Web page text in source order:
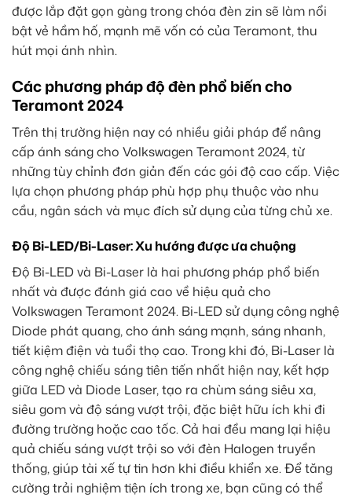
được lắp đặt gọn gàng trong chóa đèn zin sẽ làm nổi
bật vẻ hầm hố, mạnh mẽ vốn có của Teramont, thu
hút mọi ánh nhìn.
Các phương pháp độ đèn phổ biến cho
Teramont 2024
Trên thị trường hiện nay có nhiều giải pháp để nâng
cấp ánh sáng cho Volkswagen Teramont 2024, từ
những tùy chỉnh đơn giản đến các gói độ cao cấp. Việc
lựa chọn phương pháp phù hợp phụ thuộc vào nhu
cầu, ngân sách và mục đích sử dụng của từng chủ xe.
Độ Bi-LED/Bi-Laser: Xu hướng được ưa chuộng
Độ Bi-LED và Bi-Laser là hai phương pháp phổ biến
nhất và được đánh giá cao về hiệu quả cho
Volkswagen Teramont 2024. Bi-LED sử dụng công nghệ
Diode phát quang, cho ánh sáng mạnh, sáng nhanh,
tiết kiệm điện và tuổi thọ cao. Trong khi đó, Bi-Laser là
công nghệ chiếu sáng tiên tiến nhất hiện nay, kết hợp
giữa LED và Diode Laser, tạo ra chùm sáng siêu xa,
siêu gom và độ sáng vượt trội, đặc biệt hữu ích khi đi
đường trường hoặc cao tốc. Cả hai đều mang lại hiệu
quả chiếu sáng vượt trội so với đèn Halogen truyền
thống, giúp tài xế tự tin hơn khi điều khiển xe. Để tăng
cường trải nghiệm tiện ích trong xe, bạn cũng có thể